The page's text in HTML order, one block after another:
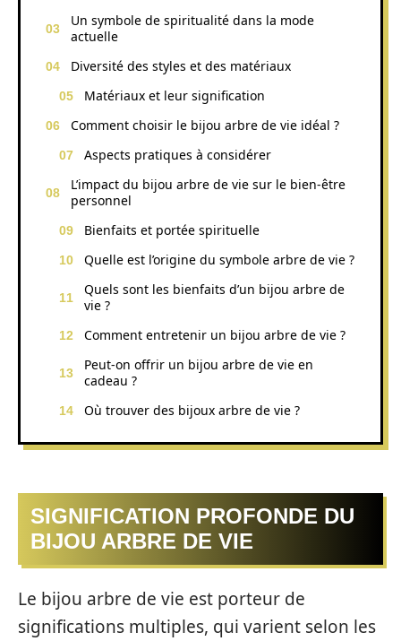
Un symbole de spiritualité dans la mode
actuelle
Diversité des styles et des matériaux
Matériaux et leur signification
Comment choisir le bijou arbre de vie idéal ?
Aspects pratiques à considérer
L’impact du bijou arbre de vie sur le bien-être
personnel
Bienfaits et portée spirituelle
Quelle est l’origine du symbole arbre de vie ?
Quels sont les bienfaits d’un bijou arbre de
vie ?
Comment entretenir un bijou arbre de vie ?
Peut-on offrir un bijou arbre de vie en
cadeau ?
Où trouver des bijoux arbre de vie ?
SIGNIFICATION PROFONDE DU
BIJOU ARBRE DE VIE
Le bijou arbre de vie est porteur de
significations multiples, qui varient selon les